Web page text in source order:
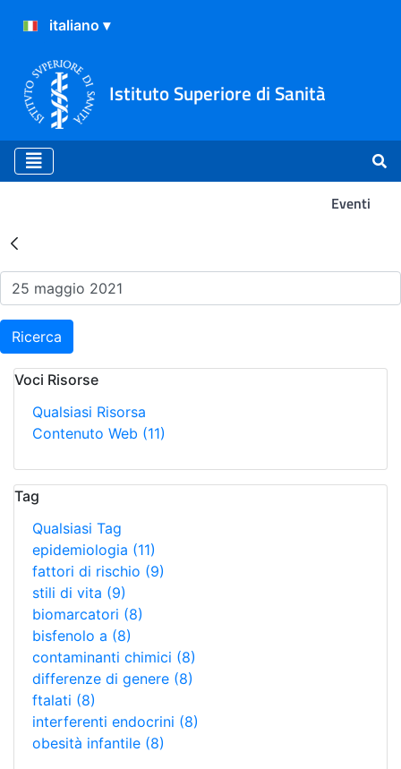
Istituto Superiore di Sanità
Eventi
Risultati della Ricerca -
Ricerca
Voci Risorse
Qualsiasi Risorsa
Contenuto Web (11)
Tag
Qualsiasi Tag
epidemiologia (11)
fattori di rischio (9)
stili di vita (9)
biomarcatori (8)
bisfenolo a (8)
contaminanti chimici (8)
differenze di genere (8)
ftalati (8)
interferenti endocrini (8)
obesità infantile (8)